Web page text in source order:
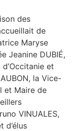
des
de
Maryse
Jeanine DUBIÉ,
et
la Vice-
et Maire de
VINUALES,
d’élus